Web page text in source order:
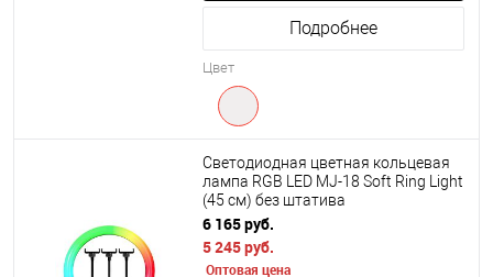
Подробнее
Цвет
Светодиодная цветная кольцевая
лампа RGB LED MJ-18 Soft Ring Light
(45 см) без штатива
6 165 руб.
5 245 руб.
Оптовая цена